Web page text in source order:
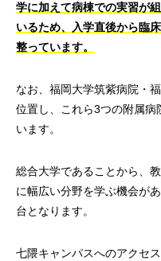
学に加えて病棟での実習が
いるため、入学直後から臨
整っています。
なお、福岡大学筑紫病院・
位置し、これら3つの附属
います。
総合大学であることから、
に幅広い分野を学ぶ機会が
台となります。
七隈キャンパスへのアクセ